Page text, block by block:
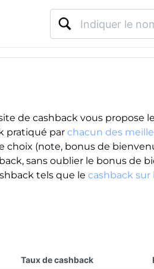
de cashback vous propose
pratiqué par chacun des
(note, bonus de
sans oublier le bonus de
tels que le cashback sur
Taux de cashback